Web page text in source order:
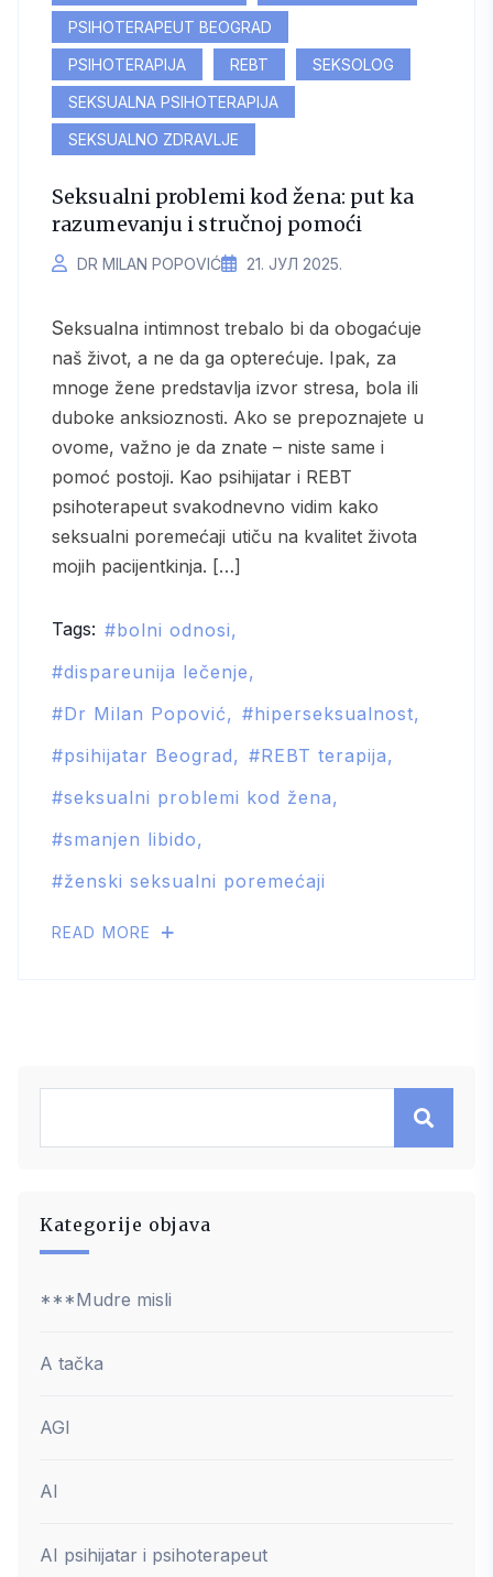
PSIHOTERAPEUT BEOGRAD
PSIHOTERAPIJA
REBT
SEKSOLOG
SEKSUALNA PSIHOTERAPIJA
SEKSUALNO ZDRAVLJE
Seksualni problemi kod žena: put ka
razumevanju i stručnoj pomoći
DR MILAN POPOVIĆ 21. ЈУЛ 2025.
Seksualna intimnost trebalo bi da obogaćuje
naš život, a ne da ga opterećuje. Ipak, za
mnoge žene predstavlja izvor stresa, bola ili
duboke anksioznosti. Ako se prepoznajete u
ovome, važno je da znate – niste same i
pomoć postoji. Kao psihijatar i REBT
psihoterapeut svakodnevno vidim kako
seksualni poremećaji utiču na kvalitet života
mojih pacijentkinja. […]
Tags:
bolni odnosi
dispareunija lečenje
Dr Milan Popović
hiperseksualnost
psihijatar Beograd
REBT terapija
seksualni problemi kod žena
smanjen libido
ženski seksualni poremećaji
READ MORE
Kategorije objava
***Mudre misli
A tačka
AGI
AI
AI psihijatar i psihoterapeut